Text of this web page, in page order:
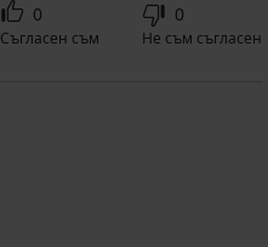
0
Съгласен съм
0
Не съм съгласен